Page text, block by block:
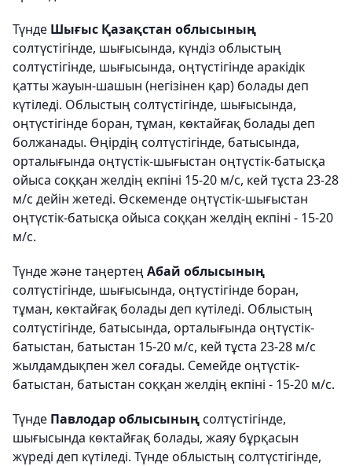
Түнде Шығыс Қазақстан облысының
солтүстігінде, шығысында, күндіз облыстың
солтүстігінде, шығысында, оңтүстігінде аракідік
қатты жауын-шашын (негізінен қар) болады деп
күтіледі. Облыстың солтүстігінде, шығысында,
оңтүстігінде боран, тұман, көктайғақ болады деп
болжанады. Өңірдің солтүстігінде, батысында,
орталығында оңтүстік-шығыстан оңтүстік-батысқа
ойыса соққан желдің екпіні 15-20 м/с, кей тұста 23-28
м/с дейін жетеді. Өскеменде оңтүстік-шығыстан
оңтүстік-батысқа ойыса соққан желдің екпіні - 15-20
м/с.
Түнде және таңертең Абай облысының
солтүстігінде, шығысында, оңтүстігінде боран,
тұман, көктайғақ болады деп күтіледі. Облыстың
солтүстігінде, батысында, орталығында оңтүстік-
батыстан, батыстан 15-20 м/с, кей тұста 23-28 м/с
жылдамдықпен жел соғады. Семейде оңтүстік-
батыстан, батыстан соққан желдің екпіні - 15-20 м/с.
Түнде Павлодар облысыныңсолтүстігінде,
шығысында көктайғақ болады, жаяу бұрқасын
жүреді деп күтіледі. Түнде облыстың солтүстігінде,